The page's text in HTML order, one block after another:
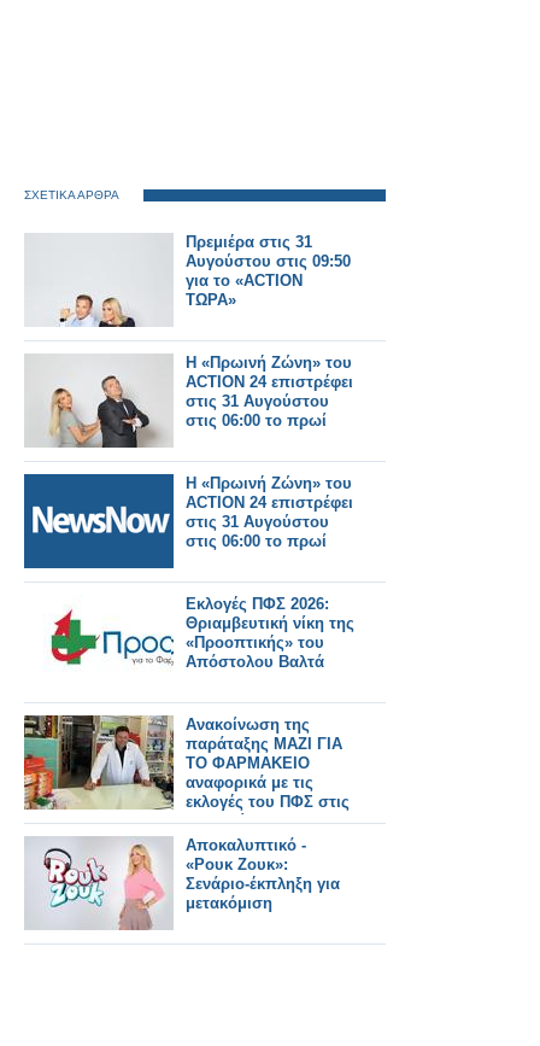
ΣΧΕΤΙΚΑ ΑΡΘΡΑ
Πρεμιέρα στις 31
Αυγούστου στις 09:50
για το «ACTION
ΤΩΡΑ»
Η «Πρωινή Ζώνη» του
ACTION 24 επιστρέφει
στις 31 Αυγούστου
στις 06:00 το πρωί
Η «Πρωινή Ζώνη» του
ACTION 24 επιστρέφει
στις 31 Αυγούστου
στις 06:00 το πρωί
Εκλογές ΠΦΣ 2026:
Θριαμβευτική νίκη της
«Προοπτικής» του
Απόστολου Βαλτά
Ανακοίνωση της
παράταξης ΜΑΖΙ ΓΙΑ
ΤΟ ΦΑΡΜΑΚΕΙΟ
αναφορικά με τις
εκλογές του ΠΦΣ στις
28 Ιουνίου 2026
Αποκαλυπτικό -
«Ρουκ Ζουκ»:
Σενάριο-έκπληξη για
μετακόμιση